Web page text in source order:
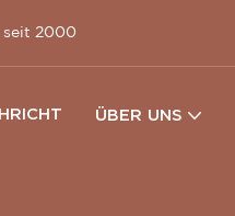
seit 2000
ÜBER UNS